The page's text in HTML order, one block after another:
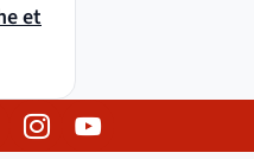
et
fenêtre)
Instagram
( )
(nouvelle fenêtre)
YouTube
( )
(nouvelle fenêtre)